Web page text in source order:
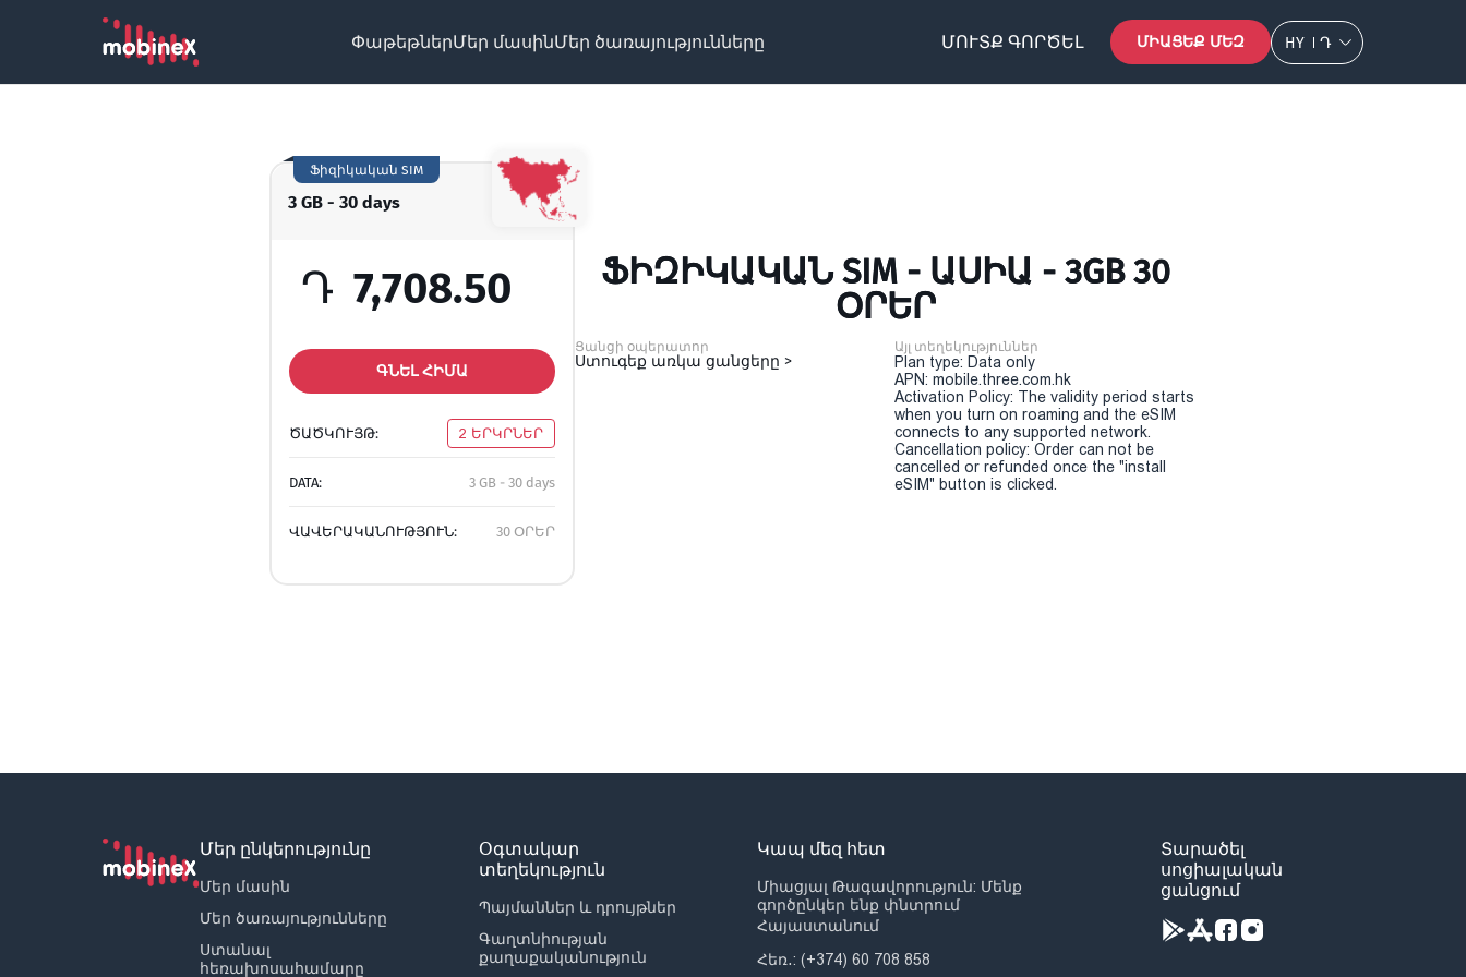
ՓաթեթներՄեր մասինՄեր ծառայությունները ՄՈՒՏՔ ԳՈՐԾԵԼ ՄԻԱՑԵՔ ՄԵԶ HY Դ
3 GB - 30 days
Ֆիզիկական SIM
Դ 7,708.50
ԳՆԵԼ ՀԻՄԱ
ԾԱԾԿՈՒՅԹ: 2 ԵՐԿՐՆԵՐ
DATA: 3 GB - 30 days
ՎԱՎԵՐԱԿԱՆՈՒԹՅՈՒՆ: 30 ՕՐԵՐ
ՖԻԶԻԿԱԿԱՆ SIM - ԱՍԻԱ - 3GB 30
ՕՐԵՐ
Ցանցի օպերատոր
Ստուգեք առկա ցանցերը >
Այլ տեղեկություններ
Plan type: Data only
APN: mobile.three.com.hk
Activation Policy: The validity period starts
when you turn on roaming and the eSIM
connects to any supported network.
Cancellation policy: Order can not be
cancelled or refunded once the "install
eSIM" button is clicked.
Մեր ընկերությունը
Մեր մասին
Մեր ծառայությունները
Ստանալ
հեռախոսահամարը
Օգտակար
տեղեկություն
Պայմաններ և դրույթներ
Գաղտնիության
քաղաքականություն
Կապ մեզ հետ
Միացյալ Թագավորություն: Մենք
գործընկեր ենք փնտրում
Հայաստանում
Հեռ․: (+374) 60 708 858
Տարածել
սոցիալական
ցանցում